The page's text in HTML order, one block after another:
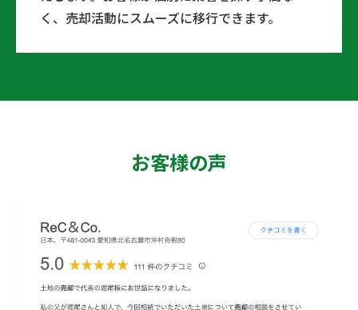
く、売却活動にスムーズに移行できます。
お客様の声